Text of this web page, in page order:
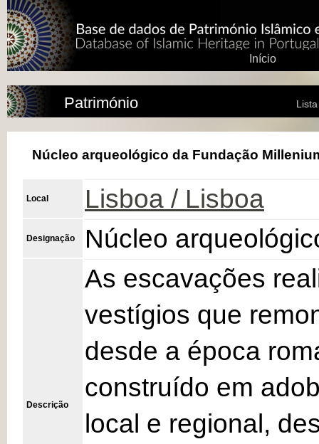
Início
Património
Núcleo arqueológico da Fundação
Local Lisboa / Lisboa
Designação Núcleo
Descrição
As escavações
vestígios que
desde a época
construído em
local e regional,